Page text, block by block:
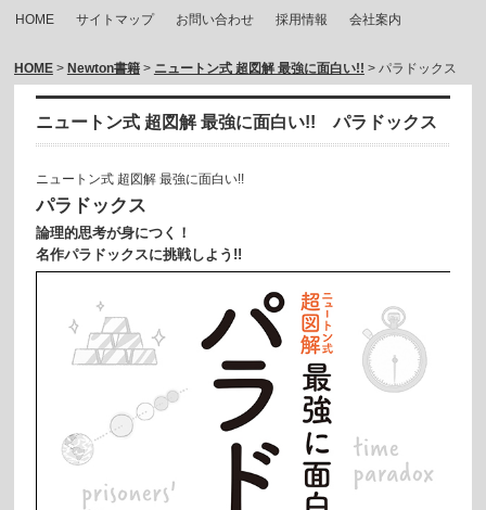
HOME サイトマップ お問い合わせ 採用情報 会社案内
HOME> Newton書籍> ニュートン式 超図解 最強に面白い!! > パラドックス
ニュートン式 超図解 最強に面白い!! パラドックス
ニュートン式 超図解 最強に面白い!!
パラドックス
論理的思考が身につく！
名作パラドックスに挑戦しよう!!